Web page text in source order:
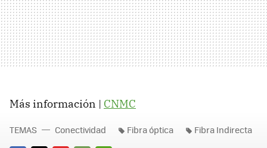
Más información | CNMC
TEMAS Conectividad Fibra óptica Fibra Indirecta